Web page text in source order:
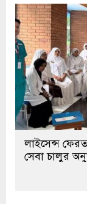
লাইসেন্স
সেবা চালুর